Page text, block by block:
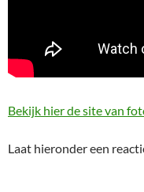
Bekijk hier de site van
Laat hieronder een